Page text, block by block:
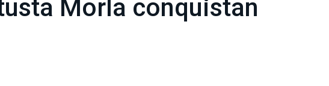
Morla conquistan